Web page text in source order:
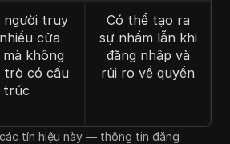
người truy
cửa
mà không
trò có cấu
trúc
Có thể tạo ra
sự nhầm lẫn khi
đăng nhập và
rủi ro về quyền
tín hiệu này — thông tin đăng